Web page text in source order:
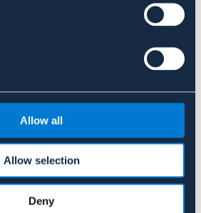
Allow all
Allow selection
Deny